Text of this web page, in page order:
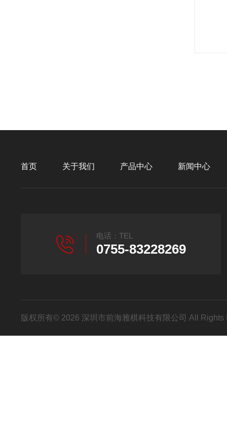
首页 关于我们 产品中心 新闻中心
电话：TEL
0755-83228269
版权所有© 2026 深圳市前海雅棋科技有限公司 All